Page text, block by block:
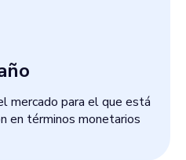
mercado para el que está
en términos monetarios